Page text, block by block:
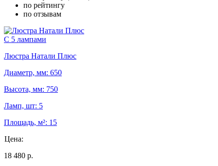
по рейтингу
по отзывам
С 5 лампами
Люстра Натали Плюс
Диаметр, мм: 650
Высота, мм: 750
Ламп, шт: 5
Площадь, м²: 15
Цена:
18 480 р.